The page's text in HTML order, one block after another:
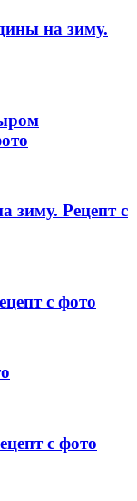
на зиму.
зиму. Рецепт с
с фото
с фото